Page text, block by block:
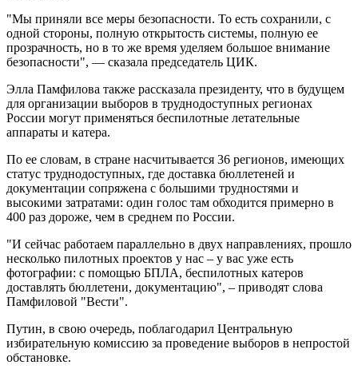
"Мы приняли все меры безопасности. То есть сохранили, с
одной стороны, полную открытость системы, полную ее
прозрачность, но в то же время уделяем большое внимание
безопасности", — сказала председатель ЦИК.
Элла Памфилова также рассказала президенту, что в будущем
для организации выборов в труднодоступных регионах
России могут применяться беспилотные летательные
аппараты и катера.
По ее словам, в стране насчитывается 36 регионов, имеющих
статус труднодоступных, где доставка бюллетеней и
документации сопряжена с большими трудностями и
высокими затратами: один голос там обходится примерно в
400 раз дороже, чем в среднем по России.
"И сейчас работаем параллельно в двух направлениях, прошло
несколько пилотных проектов у нас – у вас уже есть
фотографии: с помощью БПЛА, беспилотных катеров
доставлять бюллетени, документацию", – приводят слова
Памфиловой "Вести".
Путин, в свою очередь, поблагодарил Центральную
избирательную комиссию за проведение выборов в непростой
обстановке.